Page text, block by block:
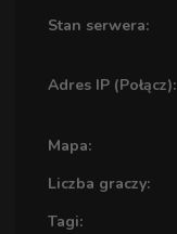
Stan serwera:
Adres IP (Połącz):
Mapa:
Liczba graczy:
Tagi: